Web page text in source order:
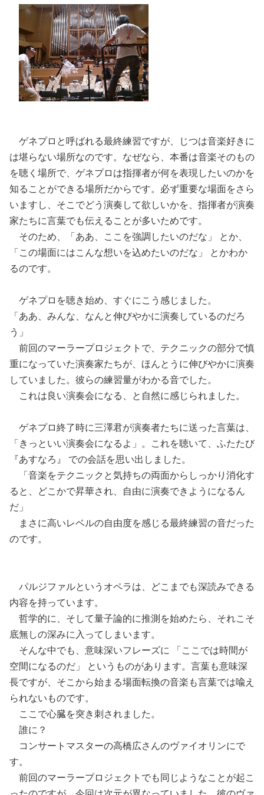
ゲネプロと呼ばれる最終練習ですが、じつは音楽好きに
は堪らない場所なのです。なぜなら、本番は音楽そのもの
を聴く場所で、ゲネプロは指揮者が何を表現したいのかを
知ることができる場所だからです。必ず重要な場面をさら
いますし、そこでどう演奏して欲しいかを、指揮者が演奏
家たちに言葉でも伝えることが多いためです。
そのため、「ああ、ここを強調したいのだな」 とか、
「この場面にはこんな想いを込めたいのだな」 とかわか
るのです。
ゲネプロを聴き始め、すぐにこう感じました。
「ああ、みんな、なんと伸びやかに演奏しているのだろ
う」
前回のマーラープロジェクトで、テクニックの部分で慎
重になっていた演奏家たちが、ほんとうに伸びやかに演奏
していました。彼らの練習量がわかる音でした。
これは良い演奏会になる、と自然に感じられました。
ゲネプロ終了時に三澤君が演奏者たちに送った言葉は、
「きっといい演奏会になるよ」。これを聴いて、ふたたび
『あすなろ』 での会話を思い出しました。
「音楽をテクニックと気持ちの両面からしっかり消化す
ると、どこかで昇華され、自由に演奏できようになるん
だ」
まさに高いレベルの自由度を感じる最終練習の音だった
のです。
パルジファルというオペラは、どこまでも深読みできる
内容を持っています。
哲学的に、そして量子論的に推測を始めたら、それこそ
底無しの深みに入ってしまいます。
そんな中でも、意味深いフレーズに 「ここでは時間が
空間になるのだ」 というものがあります。言葉も意味深
長ですが、そこから始まる場面転換の音楽も言葉では喩え
られないものです。
ここで心臓を突き刺されました。
誰に？
コンサートマスターの高橋広さんのヴァイオリンにで
す。
前回のマーラープロジェクトでも同じようなことが起こ